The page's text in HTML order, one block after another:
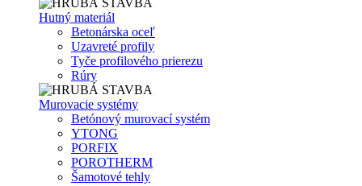
Hutný materiál
Betonárska oceľ
Uzavreté profily
Tyče profilového prierezu
Rúry
Murovacie systémy
Betónový murovací systém
YTONG
PORFIX
POROTHERM
Šamotové tehly